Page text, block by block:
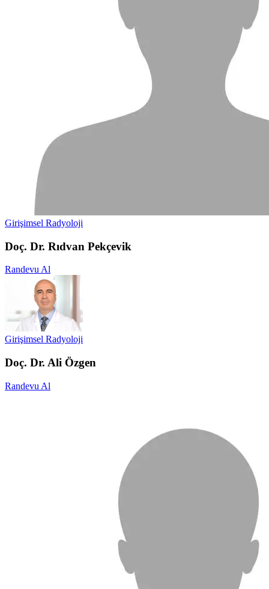
Girişimsel Radyoloji
Doç. Dr. Rıdvan Pekçevik
Randevu Al
Girişimsel Radyoloji
Doç. Dr. Ali Özgen
Randevu Al